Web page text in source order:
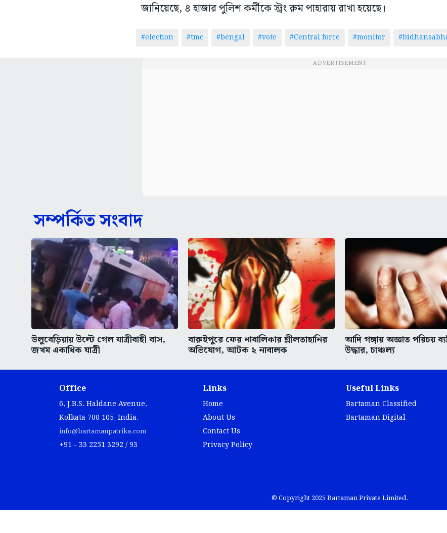
জানিয়েছে, ৪ হাজার পুলিশ কর্মীকে স্ট্রং রুম পাহারায় রাখা হয়েছে।
#election #tmc #bengal #vote #Central force #monitor
ADVERTISEMENT
সম্পর্কিত সংবাদ
উলুবেড়িয়ায় উল্টে গেল যাত্রীবাহী বাস,
জখম একাধিক যাত্রী
বারুইপুরে ফের নাবালিকার শ্লীলতাহানির
অভিযোগ, আটক ২ নাবালক
আদি গঙ্গায় অজ্ঞাত পরিচয়
উদ্ধার, চাঞ্চল্য
Office
6, J.B.S. Haldane Avenue,
Kolkata 700 105, India.
info@bartamanpatrika.com
+91 - 33 2251 3292 / 93
Links
Home
About Us
Contact Us
Privacy Policy
Useful Links
Bartaman Classified
Bartaman Digital
© Copyright 2025 Bartaman Private Limited.